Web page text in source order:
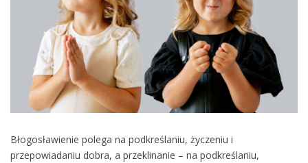
Błogosławienie polega na podkreślaniu, życzeniu i
przepowiadaniu dobra, a przeklinanie – na podkreślaniu,